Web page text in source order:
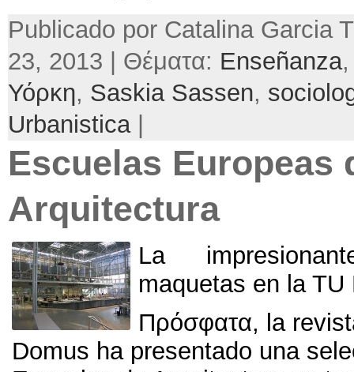
Publicado por Catalina Garcia
23, 2013 | Θέματα: Enseñanza
Υόρκη, Saskia Sassen,
Urbanistica|
Escuelas Europeas
Arquitectura
La
maquetas en la TU
Πρόσφατα, la
Domus ha presentado una